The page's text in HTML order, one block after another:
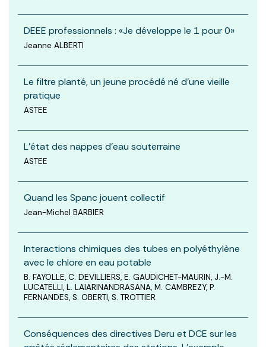
DEEE professionnels : «Je développe le 1 pour 0»
Jeanne ALBERTI
Le filtre planté, un jeune procédé né d'une vieille
pratique
ASTEE
L'état des nappes d'eau souterraine
ASTEE
Quand les Spanc jouent collectif
Jean-Michel BARBIER
Interactions chimiques des tubes en polyéthylène
avec le chlore en eau potable
B. FAYOLLE, C. DEVILLIERS, E. GAUDICHET-MAURIN, J.-M.
LUCATELLI, L. LAIARINANDRASANA, M. CAMBREZY, P.
FERNANDES, S. OBERTI, S. TROTTIER
Conséquences des directives Deru et DCE sur les